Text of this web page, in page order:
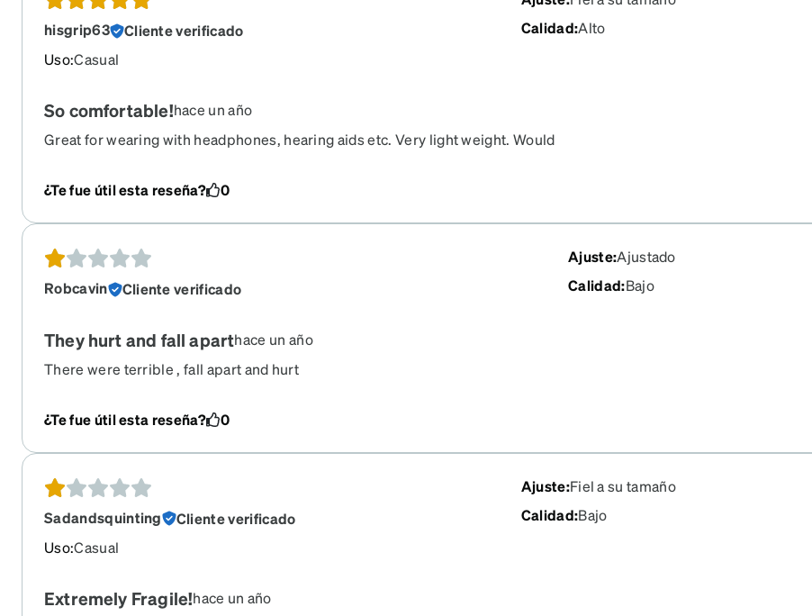
hisgrip63
Cliente verificado
Uso:Casual
Calidad:Alto
So comfortable!hace un año
Great for wearing with headphones, hearing aids etc. Very light weight. Would
¿Te fue útil esta reseña?
0
Robcavin Cliente verificado
Ajuste:Ajustado
Calidad:Bajo
They hurt and fall aparthace un año
There were terrible , fall apart and hurt
¿Te fue útil esta reseña? 0
Sadandsquinting
Cliente verificado
Uso:Casual
Ajuste:Fiel a su tamaño
Calidad:Bajo
Extremely Fragile!hace un año